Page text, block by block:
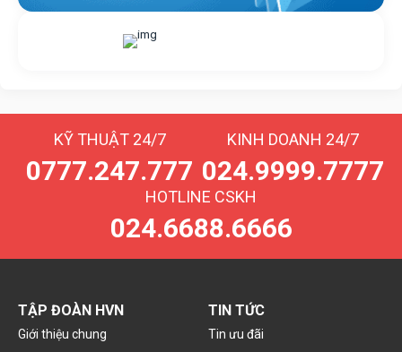
KỸ THUẬT 24/7
0777.247.777
KINH DOANH 24/7
024.9999.7777
HOTLINE CSKH
024.6688.6666
TẬP ĐOÀN HVN
Giới thiệu chung
TIN TỨC
Tin ưu đãi